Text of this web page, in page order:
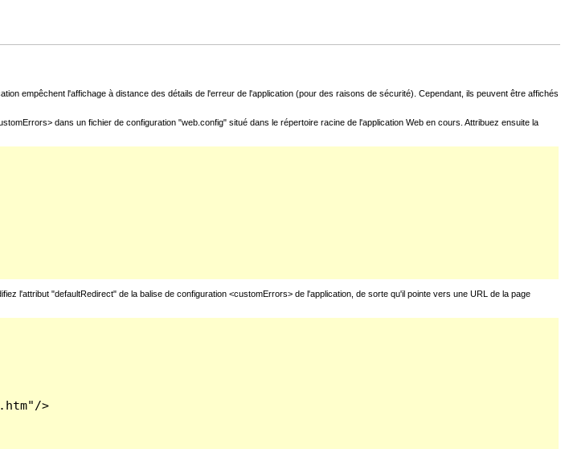
empêchent l'affichage à distance des détails de l'erreur de l'application (pour des raisons de sécurité). Cependant, ils peuvent être affichés
dans un fichier de configuration "web.config" situé dans le répertoire racine de l'application Web en cours. Attribuez ensuite la
l'attribut "defaultRedirect" de la balise de configuration <customErrors> de l'application, de sorte qu'il pointe vers une URL de la page
>